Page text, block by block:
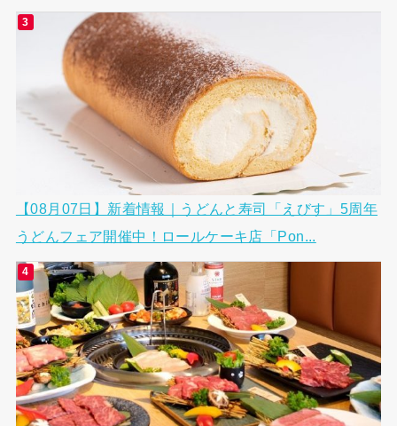
【08月07日】新着情報｜うどんと寿司「えびす」5周年
うどんフェア開催中！ロールケーキ店「Pon...